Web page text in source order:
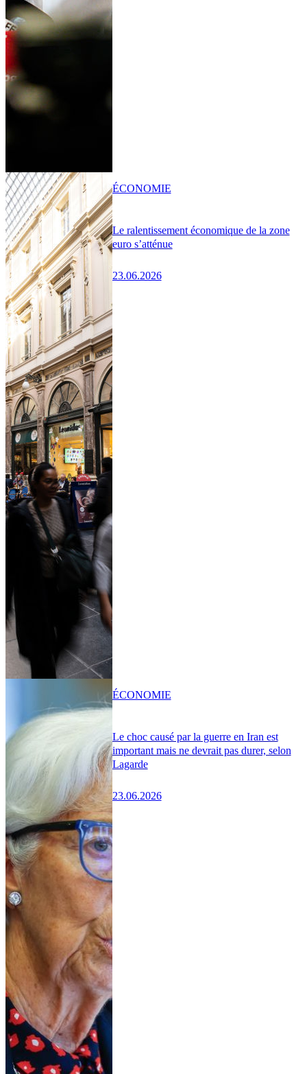
Le ralentissement économique de la zone
euro s’atténue
23.06.2026
ÉCONOMIE
Le choc causé par la guerre en Iran est
important mais ne devrait pas durer, selon
Lagarde
23.06.2026
ÉCONOMIE